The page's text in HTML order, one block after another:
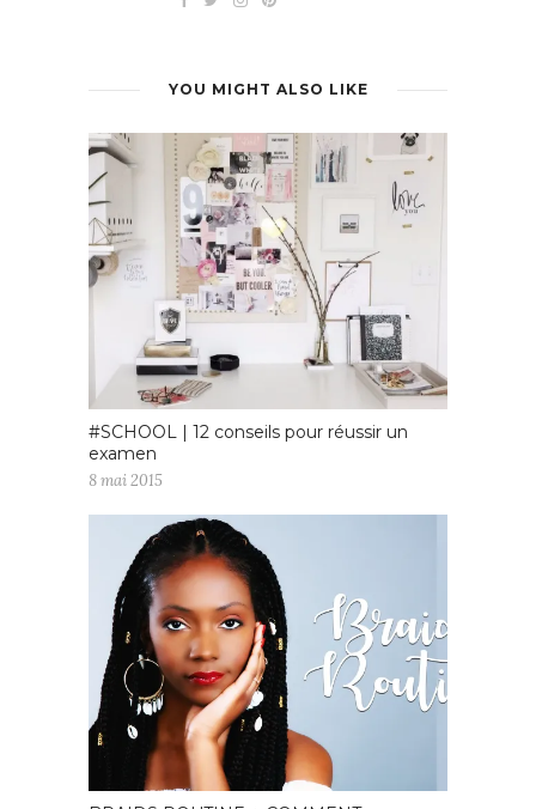
YOU MIGHT ALSO LIKE
#SCHOOL | 12 conseils pour réussir un
examen
8 mai 2015